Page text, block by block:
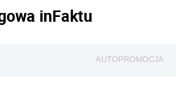
inFaktu
AUTOPROMOCJA